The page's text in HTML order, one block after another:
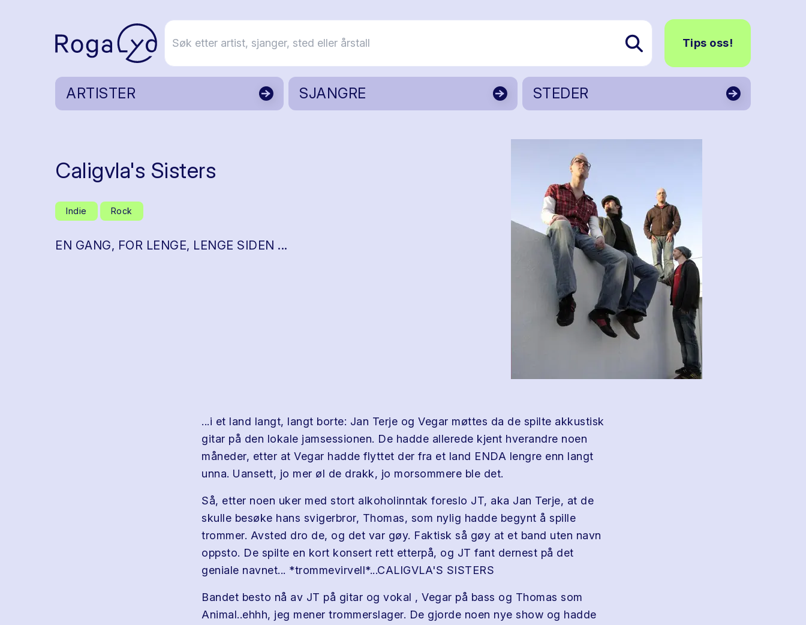
Tips oss!
ARTISTER SJANGRE STEDER
Caligvla's Sisters
Indie Rock
EN GANG, FOR LENGE, LENGE SIDEN ...
...i et land langt, langt borte: Jan Terje og Vegar møttes da de spilte akkustisk
gitar på den lokale jamsessionen. De hadde allerede kjent hverandre noen
måneder, etter at Vegar hadde flyttet der fra et land ENDA lengre enn langt
unna. Uansett, jo mer øl de drakk, jo morsommere ble det.
Så, etter noen uker med stort alkoholinntak foreslo JT, aka Jan Terje, at de
skulle besøke hans svigerbror, Thomas, som nylig hadde begynt å spille
trommer. Avsted dro de, og det var gøy. Faktisk så gøy at et band uten navn
oppsto. De spilte en kort konsert rett etterpå, og JT fant dernest på det
geniale navnet... *trommevirvell*...CALIGVLA'S SISTERS
Bandet besto nå av JT på gitar og vokal , Vegar på bass og Thomas som
Animal..ehhh, jeg mener trommerslager. De gjorde noen nye show og hadde